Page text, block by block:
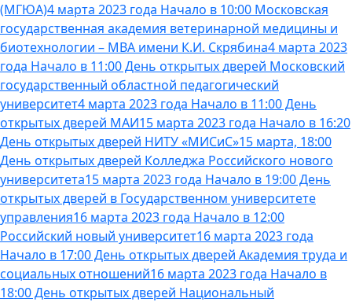
(МГЮА)4 марта 2023 года Начало в 10:00 Московская
государственная академия ветеринарной медицины и
биотехнологии – МВА имени К.И. Скрябина4 марта 2023
года Начало в 11:00 День открытых дверей Московский
государственный областной педагогический
университет4 марта 2023 года Начало в 11:00 День
открытых дверей МАИ15 марта 2023 года Начало в 16:20
День открытых дверей НИТУ «МИСиС»15 марта, 18:00
День открытых дверей Колледжа Российского нового
университета15 марта 2023 года Начало в 19:00 День
открытых дверей в Государственном университете
управления16 марта 2023 года Начало в 12:00
Российский новый университет16 марта 2023 года
Начало в 17:00 День открытых дверей Академия труда и
социальных отношений16 марта 2023 года Начало в
18:00 День открытых дверей Национальный